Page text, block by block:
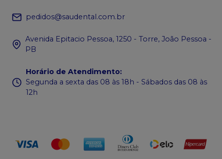
pedidos@saudental.com.br
Avenida Epitacio Pessoa, 1250 - Torre, João Pessoa -
PB
Horário de Atendimento:
Segunda a sexta das 08 às 18h - Sábados das 08 às
12h